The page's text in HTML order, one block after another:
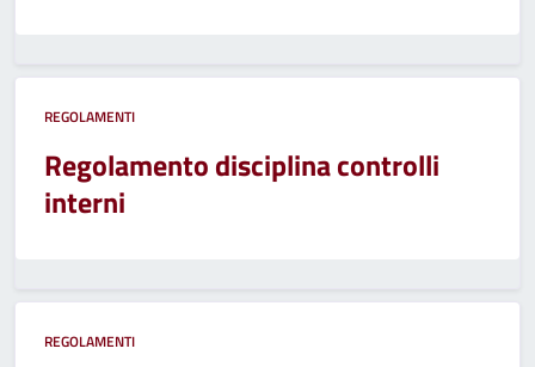
REGOLAMENTI
Regolamento disciplina controlli
interni
REGOLAMENTI